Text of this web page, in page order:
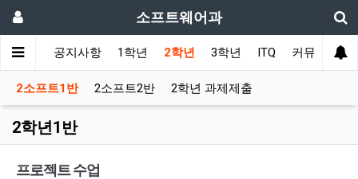
소프트웨어과
메인 공지사항 1학년 2학년 3학년 ITQ 커뮤니티
2소프트1반 2소프트2반 2학년 과제제출
2학년1반
프로젝트 수업